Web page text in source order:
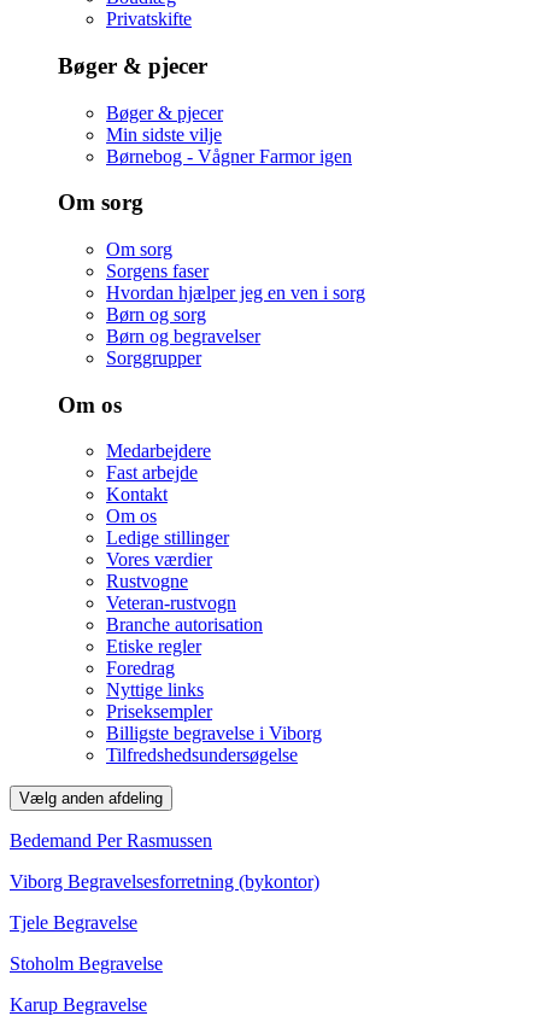
Privatskifte
Bøger & pjecer
Bøger & pjecer
Min sidste vilje
Børnebog - Vågner Farmor igen
Om sorg
Om sorg
Sorgens faser
Hvordan hjælper jeg en ven i sorg
Børn og sorg
Børn og begravelser
Sorggrupper
Om os
Medarbejdere
Fast arbejde
Kontakt
Om os
Ledige stillinger
Vores værdier
Rustvogne
Veteran-rustvogn
Branche autorisation
Etiske regler
Foredrag
Nyttige links
Priseksempler
Billigste begravelse i Viborg
Tilfredshedsundersøgelse
Vælg anden afdeling
Bedemand Per Rasmussen
Viborg Begravelsesforretning (bykontor)
Tjele Begravelse
Stoholm Begravelse
Karup Begravelse